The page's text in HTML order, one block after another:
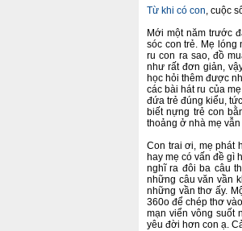
Từ khi có con, cuộc
Mới một năm trước
sóc con trẻ. Mẹ
ru con ra sao, đồ
như rất đơn giản,
học hỏi thêm được
các bài hát ru của
đứa trẻ đúng kiểu,
biết nựng trẻ con
thoảng ở nhà mẹ
Con trai ơi, mẹ phát
hay mẹ có vấn đề gì
nghĩ ra đôi ba câu
những câu văn vần
những vần thơ ấy.
360o để chép thơ
mạn viển vông suốt
yêu đời hơn con ạ.